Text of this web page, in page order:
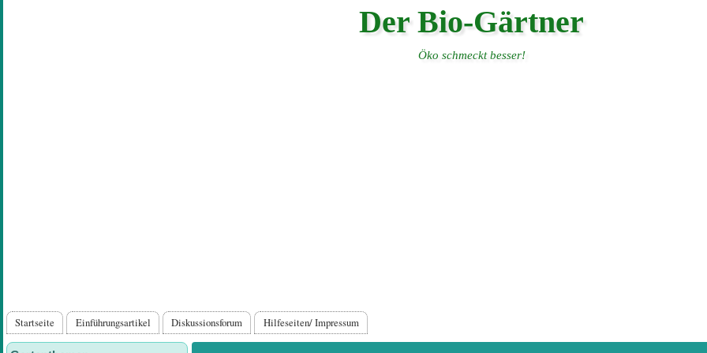
Der Bio-Gärtner
Öko schmeckt besser!
Hauptnavigation
Startseite Einführungsartikel Diskussionsforum Hilfeseiten/ Impressum